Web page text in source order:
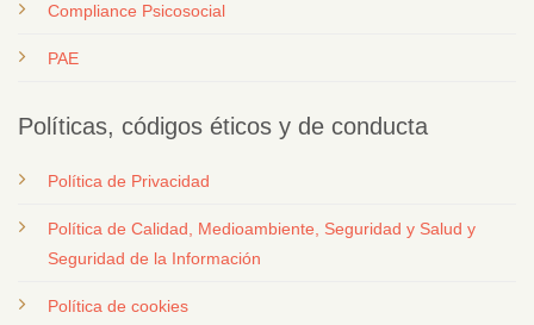
Compliance Psicosocial
PAE
Políticas, códigos éticos y de conducta
Política de Privacidad
Política de Calidad, Medioambiente, Seguridad y Salud y
Seguridad de la Información
Política de cookies